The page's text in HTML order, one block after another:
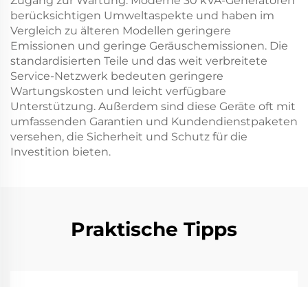
berücksichtigen Umweltaspekte und haben im
Vergleich zu älteren Modellen geringere
Emissionen und geringe Geräuschemissionen. Die
standardisierten Teile und das weit verbreitete
Service-Netzwerk bedeuten geringere
Wartungskosten und leicht verfügbare
Unterstützung. Außerdem sind diese Geräte oft mit
umfassenden Garantien und Kundendienstpaketen
versehen, die Sicherheit und Schutz für die
Investition bieten.
Praktische Tipps